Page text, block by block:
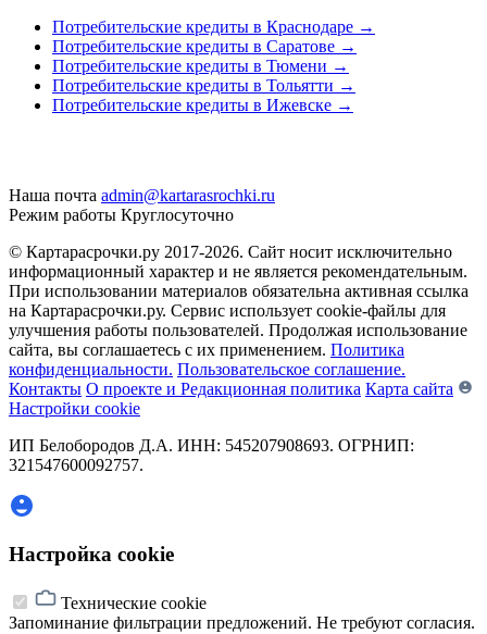
Потребительские кредиты в Краснодаре →
Потребительские кредиты в Саратове →
Потребительские кредиты в Тюмени →
Потребительские кредиты в Тольятти →
Потребительские кредиты в Ижевске →
Наша почта admin@kartarasrochki.ru
Режим работы Круглосуточно
© Картарасрочки.ру 2017-2026. Сайт носит исключительно
информационный характер и не является рекомендательным.
При использовании материалов обязательна активная ссылка
на Картарасрочки.ру. Сервис использует cookie-файлы для
улучшения работы пользователей. Продолжая использование
сайта, вы соглашаетесь с их применением. Политика
конфиденциальности. Пользовательское соглашение.
Контакты О проекте и Редакционная политика Карта сайта
Настройки cookie
ИП Белобородов Д.А. ИНН: 545207908693. ОГРНИП:
321547600092757.
Настройка cookie
Технические cookie
Запоминание фильтрации предложений. Не требуют согласия.